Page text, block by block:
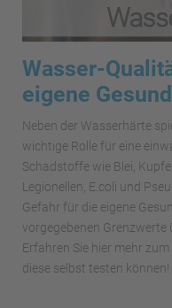
Wasser-
eigene
Neben der Wasserhärte
wichtige Rolle für eine
Schadstoffe wie Blei,
Legionellen, E.coli und
Gefahr für die eigene
vorgegebenen Grenzwerte
Erfahren Sie hier mehr
diese selbst testen können!